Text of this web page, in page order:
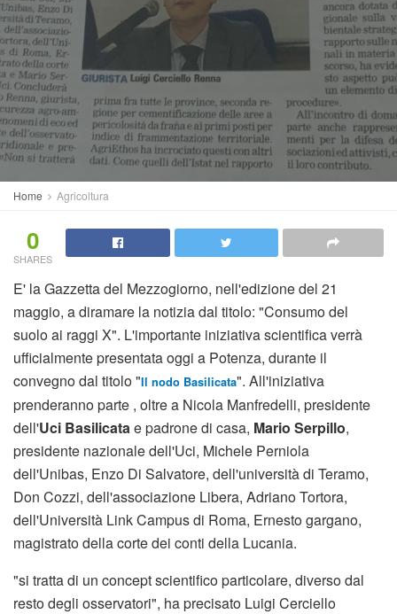
Home Agricoltura
0
SHARES
E' la Gazzetta del Mezzogiorno, nell'edizione del 21
maggio, a diramare la notizia dal titolo: "Consumo del
suolo ai raggi X". L'importante iniziativa scientifica verrà
ufficialmente presentata oggi a Potenza, durante il
convegno dal titolo "Il nodo Basilicata". All'iniziativa
prenderanno parte , oltre a Nicola Manfredelli, presidente
dell'Uci Basilicatae padrone di casa, Mario Serpillo,
presidente nazionale dell'Uci, Michele Perniola
dell'Unibas, Enzo Di Salvatore, dell'università di Teramo,
Don Cozzi, dell'associazione Libera, Adriano Tortora,
dell'Università Link Campus di Roma, Ernesto gargano,
magistrato della corte dei conti della Lucania.
"si tratta di un concept scientifico particolare, diverso dal
resto degli osservatori", ha precisato Luigi Cerciello